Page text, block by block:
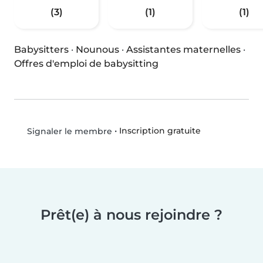
(3) (1) (1)
Babysitters · Nounous · Assistantes maternelles ·
Offres d'emploi de babysitting
Signaler le membre • Inscription gratuite
Prêt(e) à nous rejoindre ?